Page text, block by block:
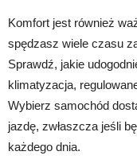
Komfort jest również
spędzasz wiele czasu
Sprawdź, jakie
klimatyzacja,
Wybierz samochód
jazdę, zwłaszcza jeśli
każdego dnia.